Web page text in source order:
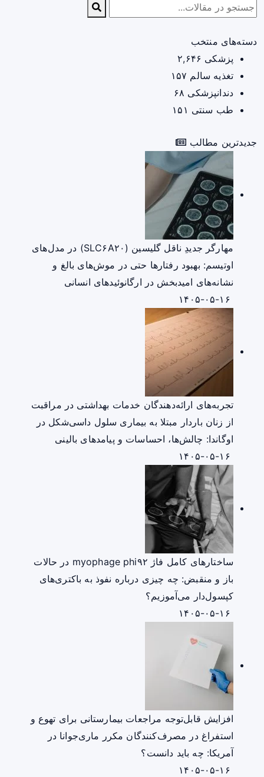
دسته‌های منتخب
پزشکی ۲,۶۴۶
تغذیه سالم ۱۵۷
دندانپزشکی ۶۸
طب سنتی ۱۵۱
جدیدترین مطالب
مهارگر جدیدِ ناقل گلیسین (SLC۶A۲۰) در مدل‌های
اوتیسم: بهبود رفتارها حتی در موش‌های بالغ و
نشانه‌های امیدبخش در ارگانوئیدهای انسانی
تجربه‌های ارائه‌دهندگان خدمات بهداشتی در مراقبت
از زنان باردار مبتلا به بیماری سلول داسی‌شکل در
اوگاندا: چالش‌ها، احساسات و پیامدهای بالینی
ساختارهای کامل فاژ myophage phi۹۲ در حالات
باز و منقبض: چه چیزی درباره نفوذ به باکتری‌های
کپسول‌دار می‌آموزیم؟
افزایش قابل‌توجه مراجعات بیمارستانی برای تهوع و
استفراغ در مصرف‌کنندگان مکرر ماری‌جوانا در
آمریکا: چه باید دانست؟